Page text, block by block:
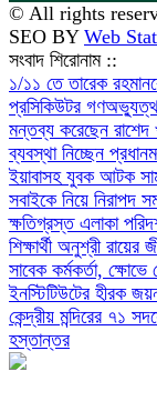
© All rights
SEO BY Web
সংবাদ শিরোনাম ::
১/১১ তে তারেক
প্রসিকিউটর
মন্তব্য করেছেন রাশেদ
ব্যবস্থা নিচ্ছেন
ইয়াবাসহ যুবক আটক
সবাইকে নিয়ে নিরাপদ
ক্ষতিগ্রস্ত এলাকা
শিক্ষার্থী অনুশ্রী রায়ের
সাবেক কর্মকর্তা,
ইনস্টিটিউটের হীরক
কেন্দ্রীয় মন্দিরের ৭১
হস্তান্তর